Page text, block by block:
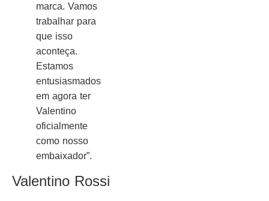
marca. Vamos
trabalhar para
que isso
aconteça.
Estamos
entusiasmados
em agora ter
Valentino
oficialmente
como nosso
embaixador”.
Valentino Rossi